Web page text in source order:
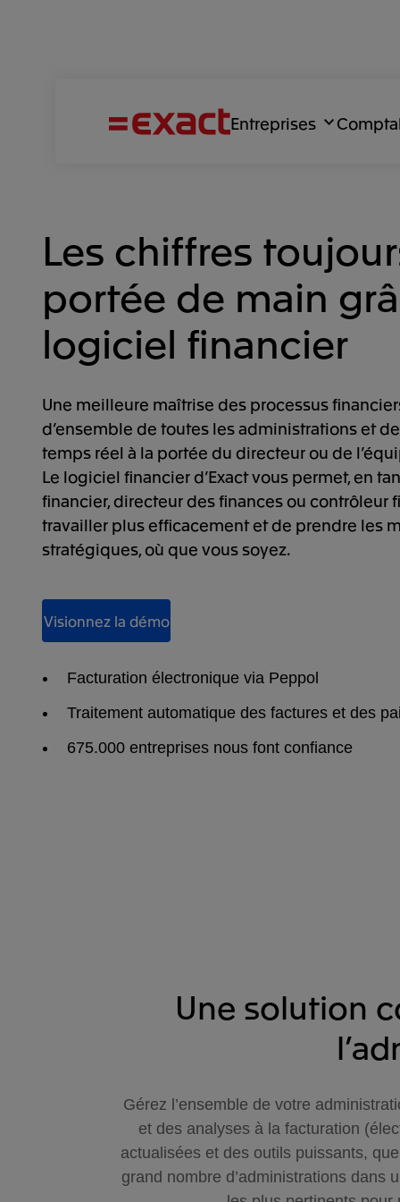
Entreprises
Les chiffres
portée de main
logiciel financier
Une meilleure maîtrise des processus
d’ensemble de toutes les administrations et
temps réel à la portée du directeur ou de
Le logiciel financier d’Exact vous permet, en
financier, directeur des finances ou contrôleur
travailler plus efficacement et de prendre les
stratégiques, où que vous soyez.
Visionnez la démo
Facturation électronique via Peppol
Traitement automatique des factures et des
675.000 entreprises nous font confiance
Une solution
Gérez l’ensemble de votre
et des analyses à la facturation
actualisées et des outils puissants,
grand nombre d’administrations dans